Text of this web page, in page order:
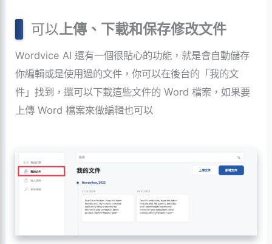
可以上傳、下載和保存修改文件
Wordvice AI 還有一個很貼心的功能，就是會自動儲存
你編輯或是使用過的文件，你可以在後台的「我的文
件」找到，還可以下載這些文件的 Word 檔案，如果要
上傳 Word 檔案來做編輯也可以